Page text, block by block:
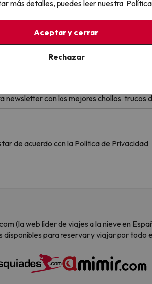
nuestra web para descubrir chollos
Ver todos los chollos
newsletter con los mejores chollos, trucos
de acuerdo con laPolítica de Privacidad
(la web líder de viajes a la nieve en
disponibles para reservar y viajar por todo
más detalles, puedes leer nuestra
Aceptar y cerrar
Rechazar